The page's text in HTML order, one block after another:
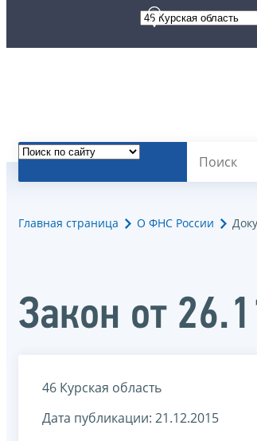
Главная страница О ФНС России
Закон от
46 Курская область
Дата публикации: 21.12.2015